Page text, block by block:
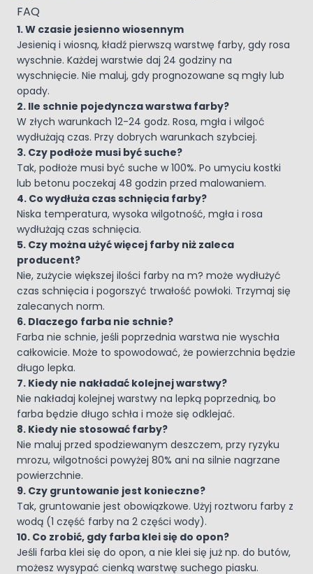
FAQ
1. W czasie jesienno wiosennym
Jesienią i wiosną, kładź pierwszą warstwę farby, gdy rosa
wyschnie. Każdej warstwie daj 24 godziny na
wyschnięcie. Nie maluj, gdy prognozowane są mgły lub
opady.
2. Ile schnie pojedyncza warstwa farby?
W złych warunkach 12-24 godz. Rosa, mgła i wilgoć
wydłużają czas. Przy dobrych warunkach szybciej.
3. Czy podłoże musi być suche?
Tak, podłoże musi być suche w 100%. Po umyciu kostki
lub betonu poczekaj 48 godzin przed malowaniem.
4. Co wydłuża czas schnięcia farby?
Niska temperatura, wysoka wilgotność, mgła i rosa
wydłużają czas schnięcia.
5. Czy można użyć więcej farby niż zaleca
producent?
Nie, zużycie większej ilości farby na m? może wydłużyć
czas schnięcia i pogorszyć trwałość powłoki. Trzymaj się
zalecanych norm.
6. Dlaczego farba nie schnie?
Farba nie schnie, jeśli poprzednia warstwa nie wyschła
całkowicie. Może to spowodować, że powierzchnia będzie
długo lepka.
7. Kiedy nie nakładać kolejnej warstwy?
Nie nakładaj kolejnej warstwy na lepką poprzednią, bo
farba będzie długo schła i może się odklejać.
8. Kiedy nie stosować farby?
Nie maluj przed spodziewanym deszczem, przy ryzyku
mrozu, wilgotności powyżej 80% ani na silnie nagrzane
powierzchnie.
9. Czy gruntowanie jest konieczne?
Tak, gruntowanie jest obowiązkowe. Użyj roztworu farby z
wodą (1 część farby na 2 części wody).
10. Co zrobić, gdy farba klei się do opon?
Jeśli farba klei się do opon, a nie klei się już np. do butów,
możesz wysypać cienką warstwę suchego piasku.